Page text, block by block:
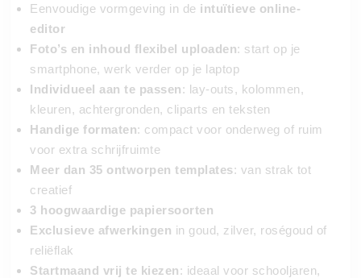
Eenvoudige vormgeving in de intuïtieve online-
editor
Foto’s en inhoud flexibel uploaden: start op je
smartphone, werk verder op je laptop
Individueel aan te passen: lay-outs, kolommen,
kleuren, achtergronden, cliparts en teksten
Handige formaten: compact voor onderweg of ruim
voor extra schrijfruimte
Meer dan 35 ontworpen templates: van strak tot
creatief
3 hoogwaardige papiersoorten
Exclusieve afwerkingen in goud, zilver, roségoud of
reliëflak
Startmaand vrij te kiezen: ideaal voor schooljaren,